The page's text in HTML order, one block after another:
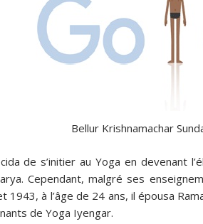
Bellur Krishnamachar
de s’initier au Yoga en devenant
Cependant, malgré ses
1943, à l’âge de 24 ans, il épousa
de Yoga Iyengar.